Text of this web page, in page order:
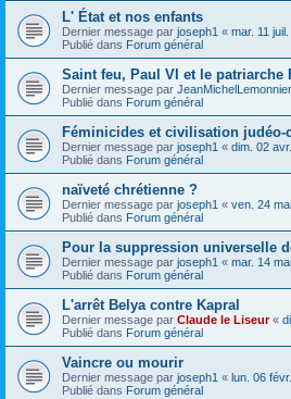
L' État et nos enfants
Dernier message par joseph1 « mar. 11
Publié dans Forum général
Saint feu, Paul VI et le patriarche
Dernier message par JeanMichelLemonnier
Publié dans Forum général
Féminicides et civilisation judéo-
Dernier message par joseph1 « dim. 02
Publié dans Forum général
naïveté chrétienne ?
Dernier message par joseph1 « ven. 24
Publié dans Forum général
Pour la suppression universelle
Dernier message par joseph1 « mar. 14
Publié dans Forum général
L'arrêt Belya contre Kapral
Dernier message par Claude le Liseur«
Publié dans Forum général
Vaincre ou mourir
Dernier message par joseph1 « lun. 06
Publié dans Forum général